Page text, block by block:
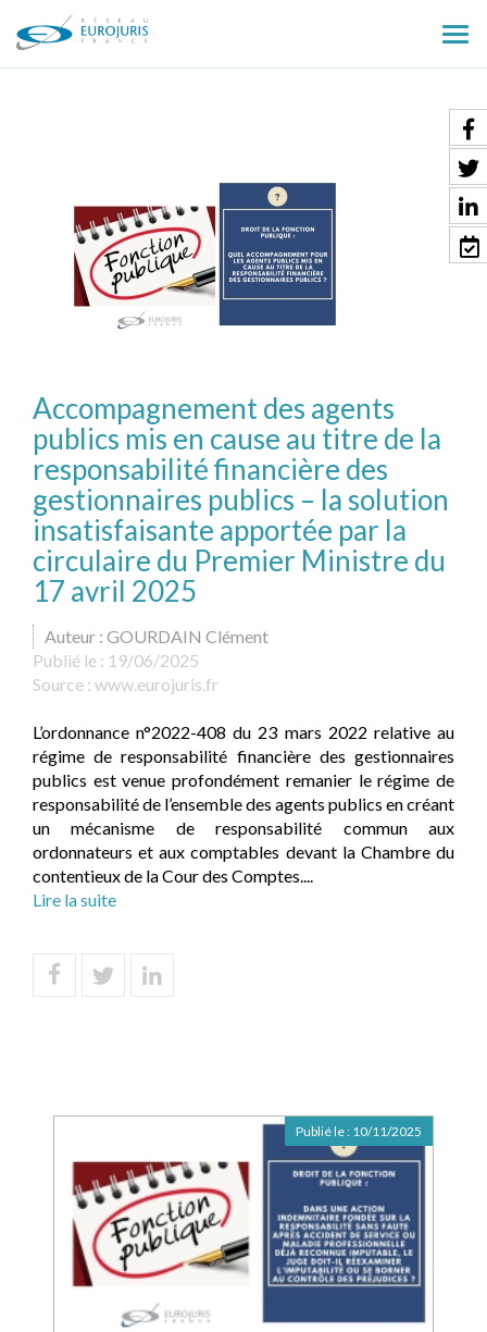
le
Accompagnement des agents
publics mis en cause au titre de la
responsabilité financière des
gestionnaires publics – la solution
insatisfaisante apportée par la
circulaire du Premier Ministre du
17 avril 2025
Auteur : GOURDAIN Clément
Publié le : 19/06/2025
Source : www.eurojuris.fr
L’ordonnance n°2022-408 du 23 mars 2022 relative au
régime de responsabilité financière des gestionnaires
publics est venue profondément remanier le régime de
responsabilité de l’ensemble des agents publics en créant
un mécanisme de responsabilité commun aux
ordonnateurs et aux comptables devant la Chambre du
contentieux de la Cour des Comptes....
Lire la suite
Publié le : 10/11/2025